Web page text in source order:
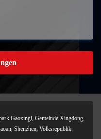
Gaoxingi, Gemeinde Xingdong,
Shenzhen, Volksrepublik